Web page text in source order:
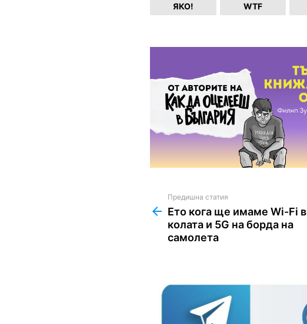
ЯКО! WTF
more
Предишна статия
Ето кога ще имаме Wi-Fi в
колата и 5G на борда на
самолета